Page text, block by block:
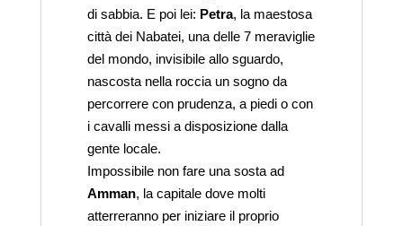
di sabbia. E poi lei: Petra, la maestosa
città dei Nabatei, una delle 7 meraviglie
del mondo, invisibile allo sguardo,
nascosta nella roccia un sogno da
percorrere con prudenza, a piedi o con
i cavalli messi a disposizione dalla
gente locale.
Impossibile non fare una sosta ad
Amman, la capitale dove molti
atterreranno per iniziare il proprio